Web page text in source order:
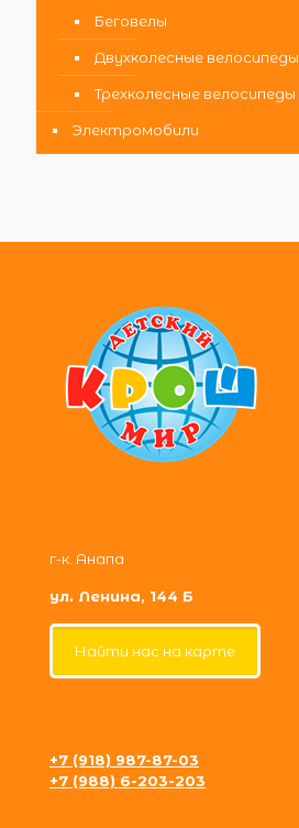
Беговелы
Двухколесные велосипеды
Трехколесные велосипеды
Электромобили
г-к. Анапа
ул. Ленина, 144 Б
Найти нас на карте
+7 (918) 987-87-03
+7 (988) 6-203-203